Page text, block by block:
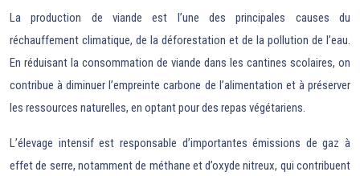
La production de viande est l’une des principales causes du
réchauffement climatique, de la déforestation et de la pollution de l’eau.
En réduisant la consommation de viande dans les cantines scolaires, on
contribue à diminuer l’empreinte carbone de l’alimentation et à préserver
les ressources naturelles, en optant pour des repas végétariens.
L’élevage intensif est responsable d’importantes émissions de gaz à
effet de serre, notamment de méthane et d’oxyde nitreux, qui contribuent